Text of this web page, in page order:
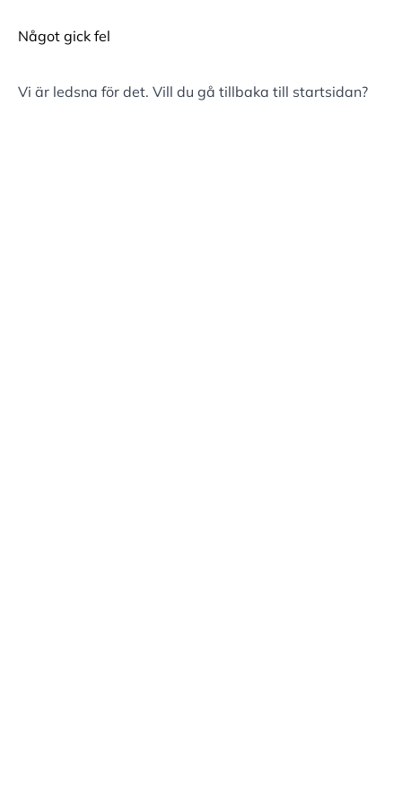
Något gick fel
Vi är ledsna för det. Vill du gå tillbaka till startsidan?